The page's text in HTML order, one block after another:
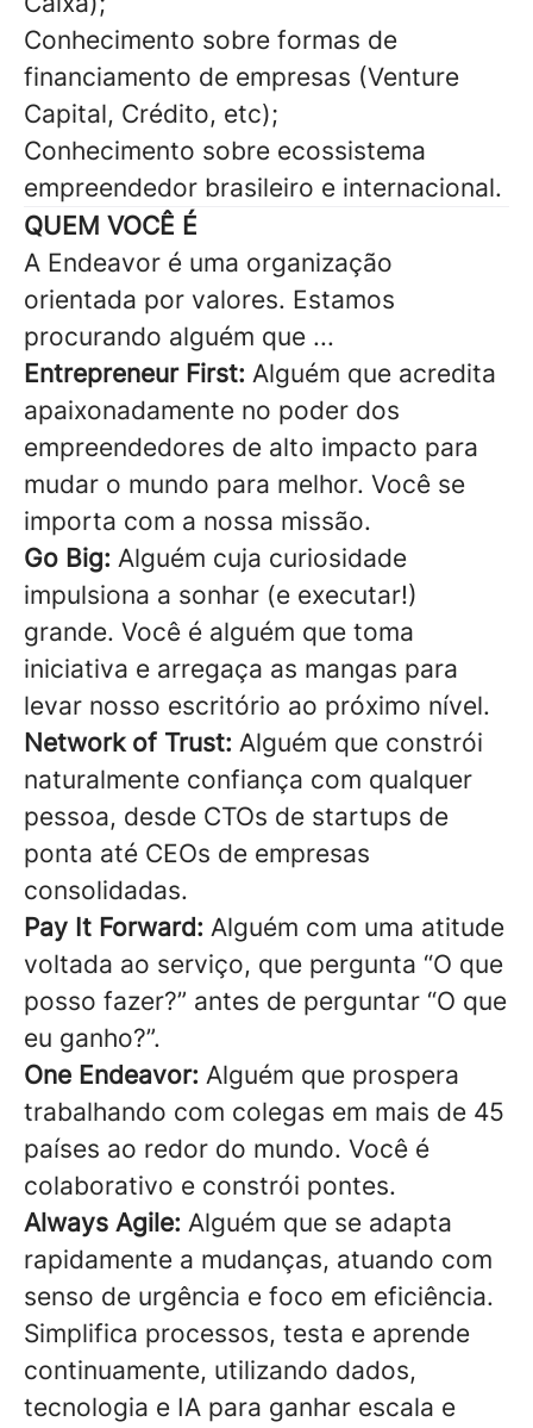
Conhecimento sobre formas de
financiamento de empresas (Venture
Capital, Crédito, etc);
Conhecimento sobre ecossistema
empreendedor brasileiro e internacional.
QUEM VOCÊ É
A Endeavor é uma organização
orientada por valores. Estamos
procurando alguém que ...
Entrepreneur First: Alguém que acredita
apaixonadamente no poder dos
empreendedores de alto impacto para
mudar o mundo para melhor. Você se
importa com a nossa missão.
Go Big: Alguém cuja curiosidade
impulsiona a sonhar (e executar!)
grande. Você é alguém que toma
iniciativa e arregaça as mangas para
levar nosso escritório ao próximo nível.
Network of Trust: Alguém que constrói
naturalmente confiança com qualquer
pessoa, desde CTOs de startups de
ponta até CEOs de empresas
consolidadas.
Pay It Forward: Alguém com uma atitude
voltada ao serviço, que pergunta “O que
posso fazer?” antes de perguntar “O que
eu ganho?”.
One Endeavor: Alguém que prospera
trabalhando com colegas em mais de 45
países ao redor do mundo. Você é
colaborativo e constrói pontes.
Always Agile: Alguém que se adapta
rapidamente a mudanças, atuando com
senso de urgência e foco em eficiência.
Simplifica processos, testa e aprende
continuamente, utilizando dados,
tecnologia e IA para ganhar escala e